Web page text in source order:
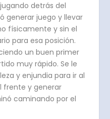
detrás del
generar juego y llevar
físicamente y sin el
para esa posición.
un buen primer
muy rápido. Se le
y enjundia para ir al
frente y generar
caminando por el